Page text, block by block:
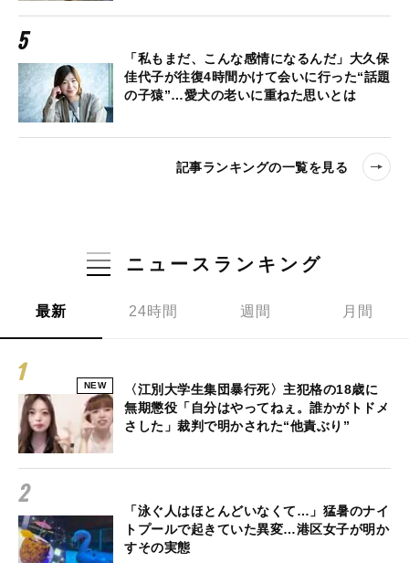
「私もまだ、こんな感情になるんだ」大久保
佳代子が往復4時間かけて会いに行った“話題
の子猿”…愛犬の老いに重ねた思いとは
記事ランキングの一覧を見る
ニュースランキング
最新 24時間 週間 月間
NEW
〈江別大学生集団暴行死〉主犯格の18歳に
無期懲役「自分はやってねぇ。誰かがトドメ
さした」裁判で明かされた“他責ぶり”
「泳ぐ人はほとんどいなくて…」猛暑のナイ
トプールで起きていた異変…港区女子が明か
すその実態